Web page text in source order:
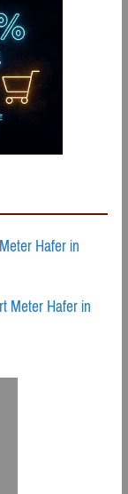
Hafer in
Meter Hafer in